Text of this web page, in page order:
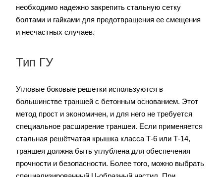
необходимо надежно закрепить стальную сетку
болтами и гайками для предотвращения ее смещения
и несчастных случаев.
Тип ГУ
Угловые боковые решетки используются в
большинстве траншей с бетонным основанием. Этот
метод прост и экономичен, и для него не требуется
специальное расширение траншеи. Если применяется
стальная решётчатая крышка класса Т-6 или Т-14,
траншея должна быть углублена для обеспечения
прочности и безопасности. Более того, можно выбрать